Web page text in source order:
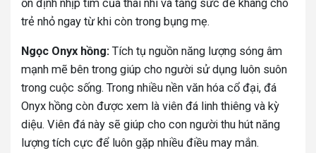
ổn định nhịp tim của thai nhi và tăng sức đề kháng cho
trẻ nhỏ ngay từ khi còn trong bụng mẹ.
Ngọc Onyx hồng: Tích tụ nguồn năng lượng sóng âm
mạnh mẽ bên trong giúp cho người sử dụng luôn suôn
trong cuộc sống. Trong nhiều nền văn hóa cổ đại, đá
Onyx hồng còn được xem là viên đá linh thiêng và kỳ
diệu. Viên đá này sẽ giúp cho con người thu hút năng
lượng tích cực để luôn gặp nhiều điều may mắn.